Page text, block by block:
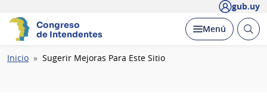
gub.uy
Congreso
de Intendentes
Desplegar
Menú Abrir
Ruta
Inicio Sugerir Mejoras Para Este Sitio